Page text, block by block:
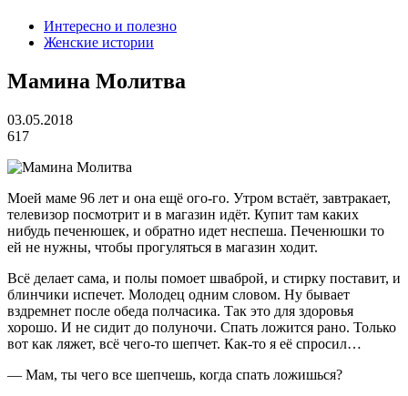
Интересно и полезно
Женские истории
Мамина Молитва
03.05.2018
617
Моей маме 96 лет и она ещё ого-го. Утром встаёт, завтракает,
телевизор посмотрит и в магазин идёт. Купит там каких
нибудь печенюшек, и обратно идет неспеша. Печенюшки то
ей не нужны, чтобы прогуляться в магазин ходит.
Всё делает сама, и полы помоет шваброй, и стирку поставит, и
блинчики испечет. Молодец одним словом. Ну бывает
вздремнет после обеда полчасика. Так это для здоровья
хорошо. И не сидит до полуночи. Спать ложится рано. Только
вот как ляжет, всё чего-то шепчет. Как-то я её спросил…
— Мам, ты чего все шепчешь, когда спать ложишься?